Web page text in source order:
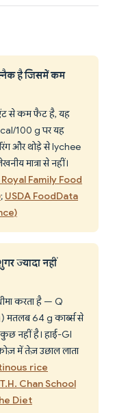
है जिसमें कम
से कम फैट है, यह
100 g पर यह
और थोड़े से lychee
मात्रा से नहीं।
Family Food
; USDA FoodData
ज्यादा नहीं
करता है — Q
64 g कार्ब्स से
नहीं है। हाई-GI
में तेज़ उछाल लाता
rice
Chan School
Diet